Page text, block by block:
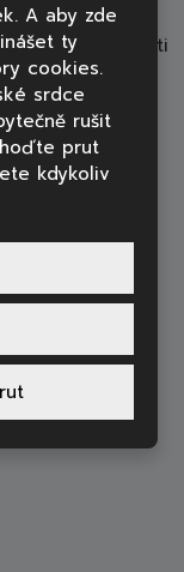
se také v oblasti
Středozemní a
obsahuje:
A aby zde
ty
cookies.
srdce
rušit
prut
kdykoliv